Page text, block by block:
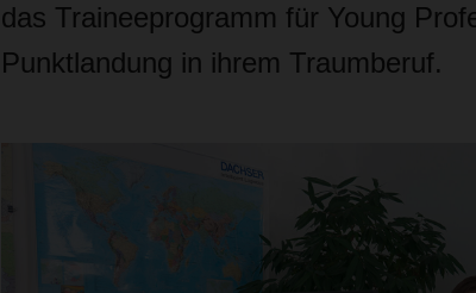
das Traineeprogramm für Young
Punktlandung in ihrem Traumberuf.